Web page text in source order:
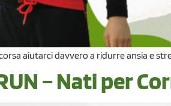
aiutarci davvero a ridurre ansia e
– Nati per